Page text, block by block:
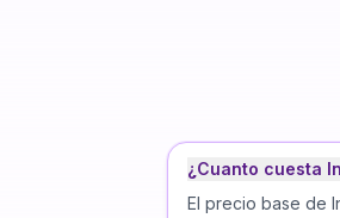
¿Cuanto cuesta
El precio base de